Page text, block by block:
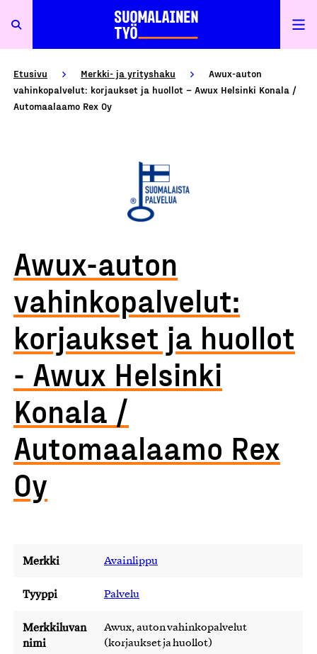
Etusivu Merkki- ja yrityshaku
Awux-auton
vahinkopalvelut: korjaukset ja huollot – Awux Helsinki Konala /
Automaalaamo Rex Oy
Awux-auton
vahinkopalvelut:
korjaukset ja huollot
- Awux Helsinki
Konala /
Automaalaamo Rex
Oy
Merkki Avainlippu
Tyyppi Palvelu
Merkkiluvan
nimi
Awux, auton vahinkopalvelut
(korjaukset ja huollot)